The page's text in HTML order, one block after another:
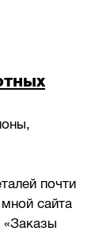
почти
сайта
«Заказы